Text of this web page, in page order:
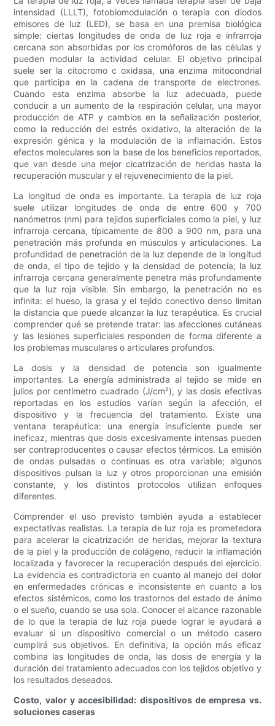
intensidad (LLLT), fotobiomodulación o terapia con diodos
emisores de luz (LED), se basa en una premisa biológica
simple: ciertas longitudes de onda de luz roja e infrarroja
cercana son absorbidas por los cromóforos de las células y
pueden modular la actividad celular. El objetivo principal
suele ser la citocromo c oxidasa, una enzima mitocondrial
que participa en la cadena de transporte de electrones.
Cuando esta enzima absorbe la luz adecuada, puede
conducir a un aumento de la respiración celular, una mayor
producción de ATP y cambios en la señalización posterior,
como la reducción del estrés oxidativo, la alteración de la
expresión génica y la modulación de la inflamación. Estos
efectos moleculares son la base de los beneficios reportados,
que van desde una mejor cicatrización de heridas hasta la
recuperación muscular y el rejuvenecimiento de la piel.
La longitud de onda es importante. La terapia de luz roja
suele utilizar longitudes de onda de entre 600 y 700
nanómetros (nm) para tejidos superficiales como la piel, y luz
infrarroja cercana, típicamente de 800 a 900 nm, para una
penetración más profunda en músculos y articulaciones. La
profundidad de penetración de la luz depende de la longitud
de onda, el tipo de tejido y la densidad de potencia; la luz
infrarroja cercana generalmente penetra más profundamente
que la luz roja visible. Sin embargo, la penetración no es
infinita: el hueso, la grasa y el tejido conectivo denso limitan
la distancia que puede alcanzar la luz terapéutica. Es crucial
comprender qué se pretende tratar: las afecciones cutáneas
y las lesiones superficiales responden de forma diferente a
los problemas musculares o articulares profundos.
La dosis y la densidad de potencia son igualmente
importantes. La energía administrada al tejido se mide en
julios por centímetro cuadrado (J/cm²), y las dosis efectivas
reportadas en los estudios varían según la afección, el
dispositivo y la frecuencia del tratamiento. Existe una
ventana terapéutica: una energía insuficiente puede ser
ineficaz, mientras que dosis excesivamente intensas pueden
ser contraproducentes o causar efectos térmicos. La emisión
de ondas pulsadas o continuas es otra variable; algunos
dispositivos pulsan la luz y otros proporcionan una emisión
constante, y los distintos protocolos utilizan enfoques
diferentes.
Comprender el uso previsto también ayuda a establecer
expectativas realistas. La terapia de luz roja es prometedora
para acelerar la cicatrización de heridas, mejorar la textura
de la piel y la producción de colágeno, reducir la inflamación
localizada y favorecer la recuperación después del ejercicio.
La evidencia es contradictoria en cuanto al manejo del dolor
en enfermedades crónicas e inconsistente en cuanto a los
efectos sistémicos, como los trastornos del estado de ánimo
o el sueño, cuando se usa sola. Conocer el alcance razonable
de lo que la terapia de luz roja puede lograr le ayudará a
evaluar si un dispositivo comercial o un método casero
cumplirá sus objetivos. En definitiva, la opción más eficaz
combina las longitudes de onda, las dosis de energía y la
duración del tratamiento adecuados con los tejidos objetivo y
los resultados deseados.
Costo, valor y accesibilidad: dispositivos de empresa vs.
soluciones caseras